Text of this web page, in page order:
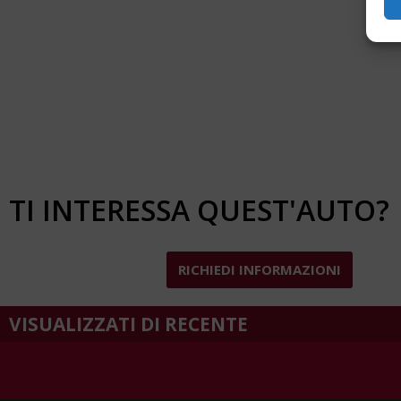
TI INTERESSA QUEST'AUTO?
RICHIEDI INFORMAZIONI
VISUALIZZATI DI RECENTE